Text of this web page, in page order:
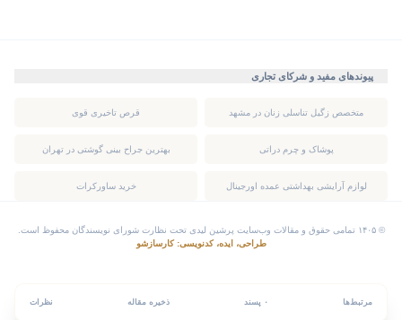
مرتبط‌ها ۰ پسند ذخیره مقاله نظرات
پیوندهای مفید و شرکای تجاری
متخصص زگیل تناسلی زنان در مشهد قرص تاخیری قوی
پوشاک و چرم دراتی بهترین جراح بینی گوشتی در تهران
لوازم آرایشی بهداشتی عمده اورجینال خرید ساورکرات
© ۱۴۰۵ تمامی حقوق و مقالات وب‌سایت پرشین لیدی تحت نظارت شورای نویسندگان محفوظ است.
طراحی، ایده، کدنویسی: کارسازشو